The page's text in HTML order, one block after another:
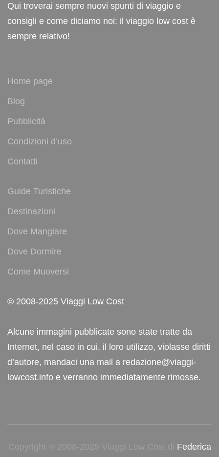
Qui troverai sempre nuovi spunti di viaggio e
consigli e come diciamo noi: il viaggio low cost è
sempre relativo!
Home page
Blog
Pubblicità
Condizioni d’uso
Contatti
Guide Turistiche
Destinazioni
Dove Mangiare
Dove Dormire
Come Muoversi
© 2008-2025 Viaggi Low Cost
Alcune immagini pubblicate sono state tratte da
Internet, nel caso in cui, il loro utilizzo, violasse diritti
d’autore, mandaci una mail a redazione@viaggi-
lowcost.info e verranno immediatamente rimosse.
Copyright © 2008-2025 Viaggi Low Cost di Federica